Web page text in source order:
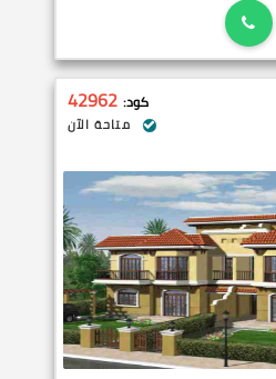
كود: 42962
متاحة الآن